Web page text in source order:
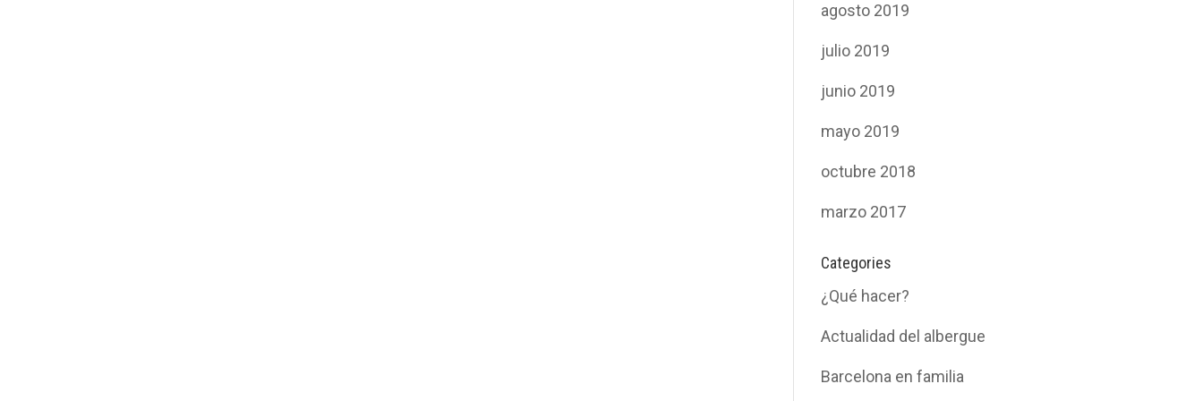
agosto 2019
julio 2019
junio 2019
mayo 2019
octubre 2018
marzo 2017
Categories
¿Qué hacer?
Actualidad del albergue
Barcelona en familia